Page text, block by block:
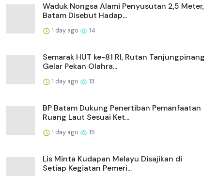
Waduk Nongsa Alami Penyusutan 2,5 Meter,
Batam Disebut Hadap...
1 day ago 14
Semarak HUT ke-81 RI, Rutan Tanjungpinang
Gelar Pekan Olahra...
1 day ago 13
BP Batam Dukung Penertiban Pemanfaatan
Ruang Laut Sesuai Ket...
1 day ago 15
Lis Minta Kudapan Melayu Disajikan di
Setiap Kegiatan Pemeri...